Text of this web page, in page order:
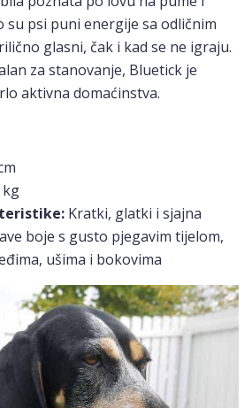
su psi puni energije sa odličnim
glasni, čak i kad se ne igraju.
za stanovanje, Bluetick je
aktivna domaćinstva.
kg
Kratki, glatki i sjajna
boje s gusto pjegavim tijelom,
ušima i bokovima